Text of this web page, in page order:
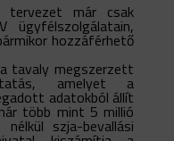
már csak
ügyfélszolgálatain,
hozzáférhető
tavaly megszerzett
amelyet a
adatokból állít
több mint 5 millió
szja-bevallási